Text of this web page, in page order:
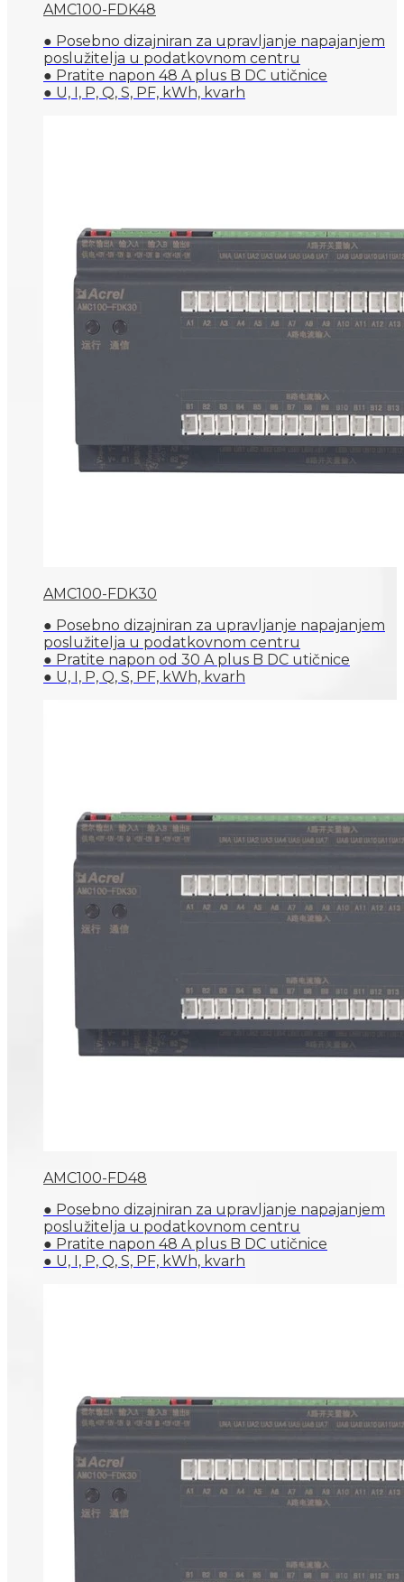
AMC100-FDK48
● Posebno dizajniran za upravljanje napajanjem
poslužitelja u podatkovnom centru
● Pratite napon 48 A plus B DC utičnice
● U, I, P, Q, S, PF, kWh, kvarh
AMC100-FDK30
● Posebno dizajniran za upravljanje napajanjem
poslužitelja u podatkovnom centru
● Pratite napon od 30 A plus B DC utičnice
● U, I, P, Q, S, PF, kWh, kvarh
AMC100-FD48
● Posebno dizajniran za upravljanje napajanjem
poslužitelja u podatkovnom centru
● Pratite napon 48 A plus B DC utičnice
● U, I, P, Q, S, PF, kWh, kvarh